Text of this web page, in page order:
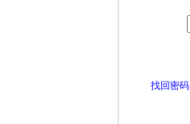
找回密码